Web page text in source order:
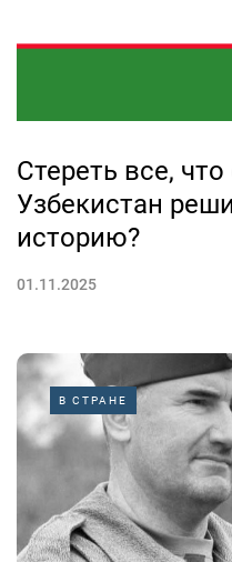
Стереть все,
Узбекистан
историю?
01.11.2025
В СТРАНЕ